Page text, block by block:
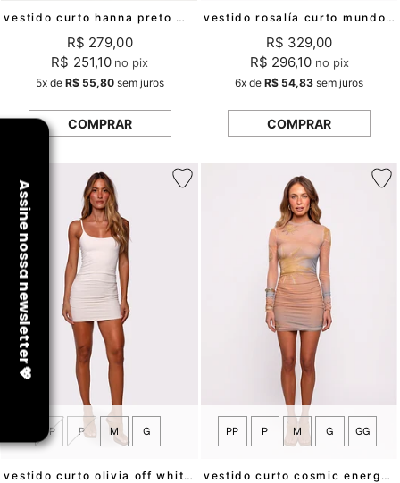
vestido curto hanna preto mundo lolita
R$ 279,00
R$ 251,10 no pix
5xde R$ 55,80sem juros
COMPRAR
vestido rosalía curto mundo lolita
R$ 329,00
R$ 296,10 no pix
6x deR$ 54,83 sem juros
COMPRAR
vestido curto olivia off white mundo lolita
PP P M G
vestido curto cosmic energy mundo lolita
PP P M G GG